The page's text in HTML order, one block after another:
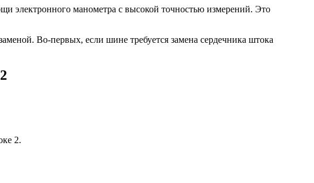
электронного манометра с высокой точностью измерений. Это
Во-первых, если шине требуется замена сердечника штока
2.